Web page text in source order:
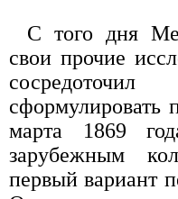
С того дня
свои прочие
сформулировать
марта 1869
зарубежным
первый вариант